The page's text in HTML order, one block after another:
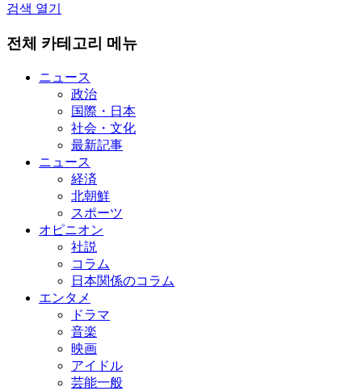
검색 열기
전체 카테고리 메뉴
ニュース
政治
国際・日本
社会・文化
最新記事
ニュース
経済
北朝鮮
スポーツ
オピニオン
社説
コラム
日本関係のコラム
エンタメ
ドラマ
音楽
映画
アイドル
芸能一般